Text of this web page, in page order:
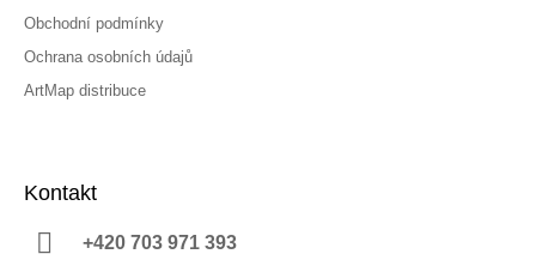
Obchodní podmínky
Ochrana osobních údajů
ArtMap distribuce
Kontakt
+420 703 971 393